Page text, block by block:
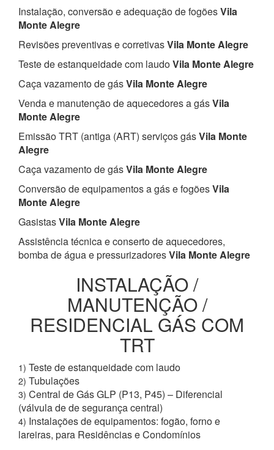
Instalação, conversão e adequação de fogõesVila
Monte Alegre
Revisões preventivas e corretivasVila Monte Alegre
Teste de estanqueidade com laudoVila Monte Alegre
Caça vazamento de gásVila Monte Alegre
Venda e manutenção de aquecedores a gásVila
Monte Alegre
Emissão TRT (antiga (ART) serviços gásVila Monte
Alegre
Caça vazamento de gásVila Monte Alegre
Conversão de equipamentos a gás e fogõesVila
Monte Alegre
GasistasVila Monte Alegre
Assistência técnica e conserto de aquecedores,
bomba de água e pressurizadoresVila Monte Alegre
INSTALAÇÃO /
MANUTENÇÃO /
RESIDENCIAL GÁS COM
TRT
1) Teste de estanqueidade com laudo
2) Tubulações
3) Central de Gás GLP (P13, P45) – Diferencial
(válvula de de segurança central)
4) Instalações de equipamentos: fogão, forno e
lareiras, para Residências e Condomínios